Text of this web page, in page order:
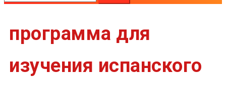
программа для
изучения испанского